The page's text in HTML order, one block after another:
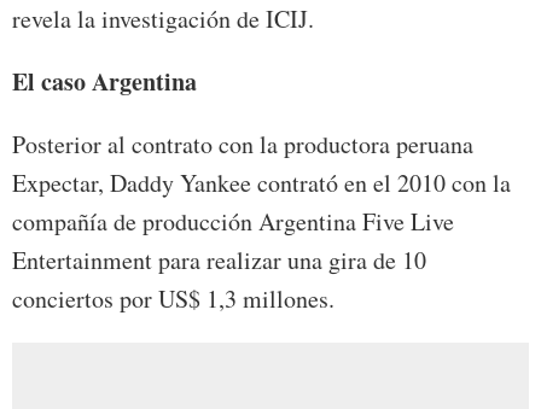
revela la investigación de ICIJ.
El caso Argentina
Posterior al contrato con la productora peruana
Expectar, Daddy Yankee contrató en el 2010 con la
compañía de producción Argentina Five Live
Entertainment para realizar una gira de 10
conciertos por US$ 1,3 millones.